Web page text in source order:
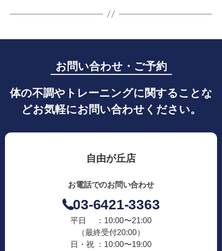
お問い合わせ・ご予約
体の不調やトレーニングに関することな
どお気軽にお問い合わせください。
自由が丘店
お電話でのお問い合わせ
03-6421-3363
平日 ：10:00〜21:00
（最終受付20:00）
日・祝 ：10:00〜19:00